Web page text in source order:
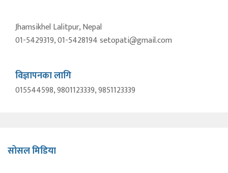
Jhamsikhel Lalitpur, Nepal
01-5429319, 01-5428194 setopati@gmail.com
विज्ञापनका लागि
015544598, 9801123339, 9851123339
सोसल मिडिया